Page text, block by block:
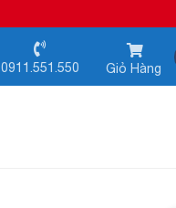
0911.551.550 Giỏ Hàng